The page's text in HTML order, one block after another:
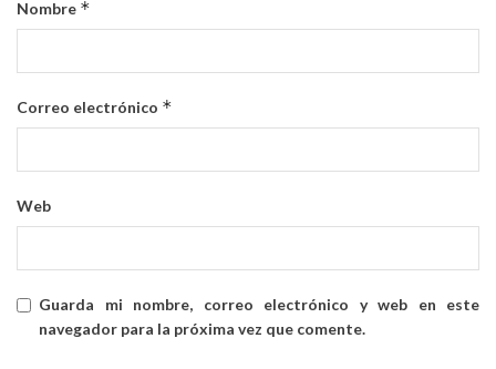
Nombre *
Correo electrónico *
Web
Guarda mi nombre, correo electrónico y web en este
navegador para la próxima vez que comente.